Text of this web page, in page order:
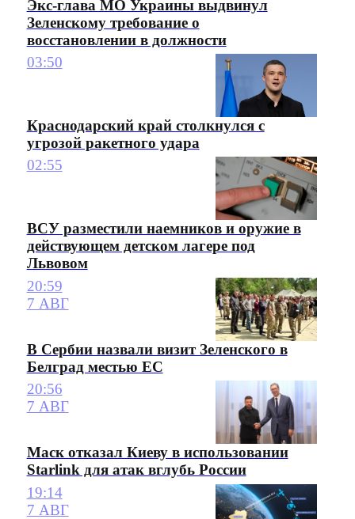
Экс-глава МО Украины выдвинул
Зеленскому требование о
восстановлении в должности
03:50
Краснодарский край столкнулся с
угрозой ракетного удара
02:55
ВСУ разместили наемников и оружие в
действующем детском лагере под
Львовом
20:59
7 АВГ
В Сербии назвали визит Зеленского в
Белград местью ЕС
20:56
7 АВГ
Маск отказал Киеву в использовании
Starlink для атак вглубь России
19:14
7 АВГ